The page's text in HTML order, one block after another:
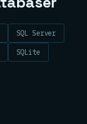
SQL Server
SQLite